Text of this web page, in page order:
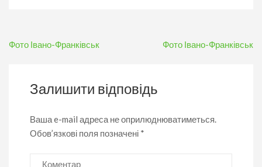
Навігація
Фото Івано-Франківськ Фото Івано-Франківськ
Залишити відповідь
Ваша e-mail адреса не оприлюднюватиметься.
Обов’язкові поля позначені *
Коментар